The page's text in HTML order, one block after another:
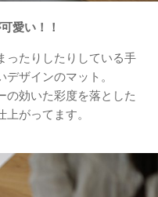
愛い！！
ったりしたりしている手
ザインのマット。
の効いた彩度を落とした
がってます。